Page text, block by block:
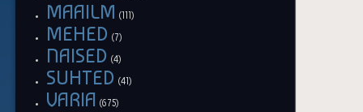
MAAILM (111)
MEHED (7)
NAISED (4)
SUHTED (41)
VARIA (675)